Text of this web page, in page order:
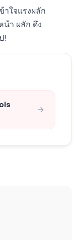
าใจแรงผลัก
น้า ผลัก ดึง
!